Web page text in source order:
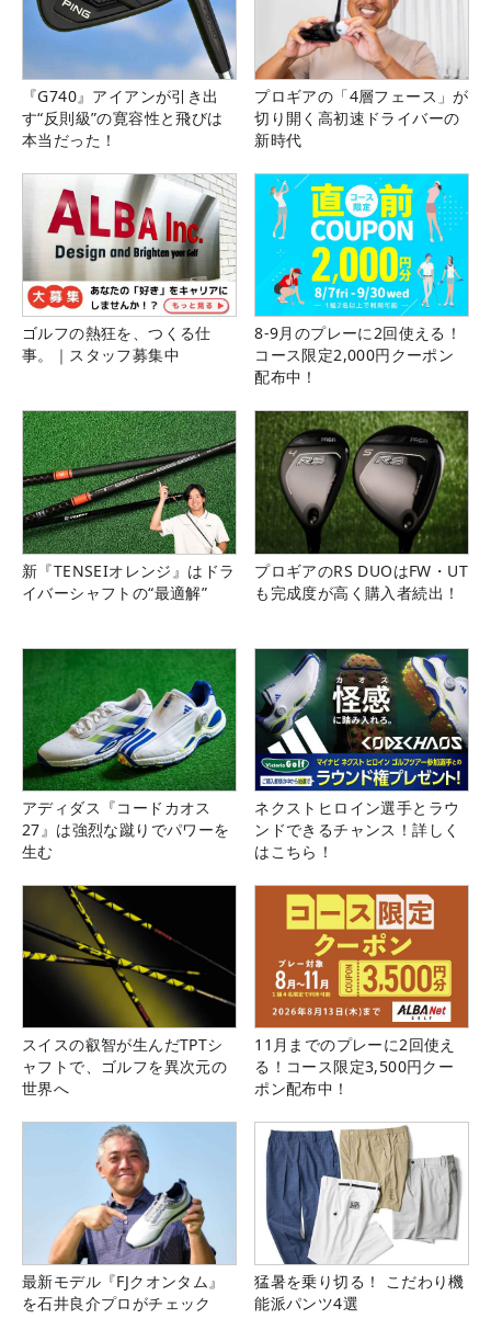
『G740』アイアンが引き出
す“反則級”の寛容性と飛びは
本当だった！
プロギアの「4層フェース」が
切り開く高初速ドライバーの
新時代
ゴルフの熱狂を、つくる仕
事。｜スタッフ募集中
8-9月のプレーに2回使える！
コース限定2,000円クーポン
配布中！
新『TENSEIオレンジ』はドラ
イバーシャフトの“最適解”
プロギアのRS DUOはFW・UT
も完成度が高く購入者続出！
アディダス『コードカオス
27』は強烈な蹴りでパワーを
生む
ネクストヒロイン選手とラウ
ンドできるチャンス！詳しく
はこちら！
スイスの叡智が生んだTPTシ
ャフトで、ゴルフを異次元の
世界へ
11月までのプレーに2回使え
る！コース限定3,500円クー
ポン配布中！
最新モデル『FJクオンタム』
を石井良介プロがチェック
猛暑を乗り切る！ こだわり機
能派パンツ4選